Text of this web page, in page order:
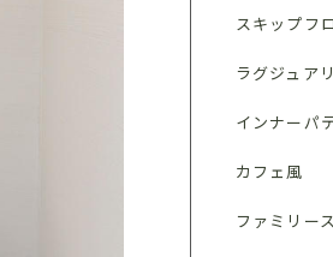
スキップフ
ラグジュア
インナーパ
カフェ風
ファミリー